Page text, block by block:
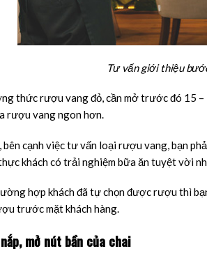
Tư vấn giới thiệu
thức rượu vang đỏ, cần mở trước đó 15
rượu vang ngon hơn.
cạnh việc tư vấn loại rượu vang, bạn
khách có trải nghiệm bữa ăn tuyệt vời
hợp khách đã tự chọn được rượu thì
trước mặt khách hàng.
mở nút bần của chai